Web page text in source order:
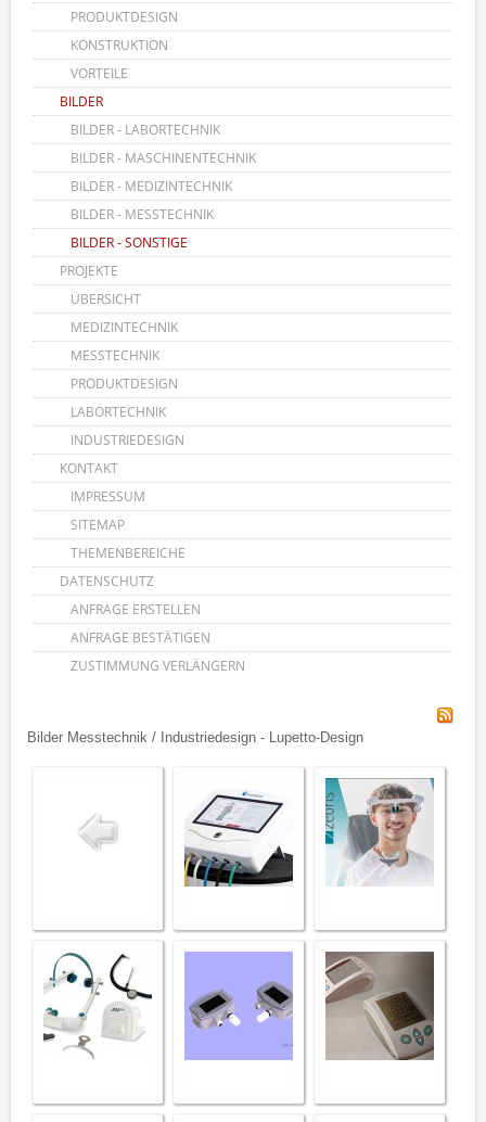
PRODUKTDESIGN
KONSTRUKTION
VORTEILE
BILDER
BILDER - LABORTECHNIK
BILDER - MASCHINENTECHNIK
BILDER - MEDIZINTECHNIK
BILDER - MESSTECHNIK
BILDER - SONSTIGE
PROJEKTE
ÜBERSICHT
MEDIZINTECHNIK
MESSTECHNIK
PRODUKTDESIGN
LABORTECHNIK
INDUSTRIEDESIGN
KONTAKT
IMPRESSUM
SITEMAP
THEMENBEREICHE
DATENSCHUTZ
ANFRAGE ERSTELLEN
ANFRAGE BESTÄTIGEN
ZUSTIMMUNG VERLÄNGERN
Bilder Messtechnik / Industriedesign - Lupetto-Design